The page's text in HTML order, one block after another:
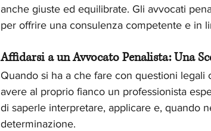
anche giuste ed equilibrate. Gli avvocati
per offrire una consulenza competente e in
Affidarsi a un Avvocato Penalista: Una
Quando si ha a che fare con questioni
avere al proprio fianco un professionista
di saperle interpretare, applicare e, quando
determinazione.